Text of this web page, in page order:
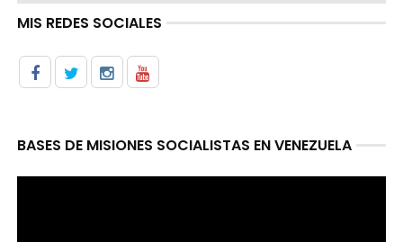
MIS REDES SOCIALES
BASES DE MISIONES SOCIALISTAS EN VENEZUELA